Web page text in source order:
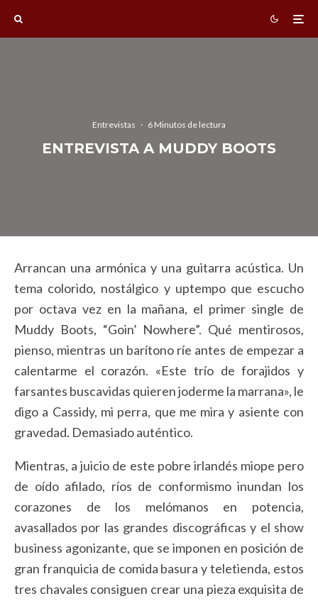
Entrevistas · 6 Minutos de lectura
ENTREVISTA A MUDDY BOOTS
Arrancan una armónica y una guitarra acústica. Un
tema colorido, nostálgico y uptempo que escucho
por octava vez en la mañana, el primer single de
Muddy Boots, “Goin’ Nowhere”. Qué mentirosos,
pienso, mientras un barítono ríe antes de empezar a
calentarme el corazón. «Este trío de forajidos y
farsantes buscavidas quieren joderme la marrana», le
digo a Cassidy, mi perra, que me mira y asiente con
gravedad. Demasiado auténtico.
Mientras, a juicio de este pobre irlandés miope pero
de oído afilado, ríos de conformismo inundan los
corazones de los melómanos en potencia,
avasallados por las grandes discográficas y el show
business agonizante, que se imponen en posición de
gran franquicia de comida basura y teletienda, estos
tres chavales consiguen crear una pieza exquisita de